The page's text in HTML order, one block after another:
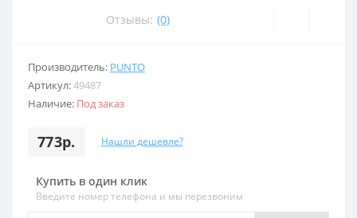
Отзывы: (0)
Производитель: PUNTO
Артикул:49487
Наличие: Под заказ
773р. Нашли дешевле?
Купить в один клик
Введите номер телефона и мы перезвоним